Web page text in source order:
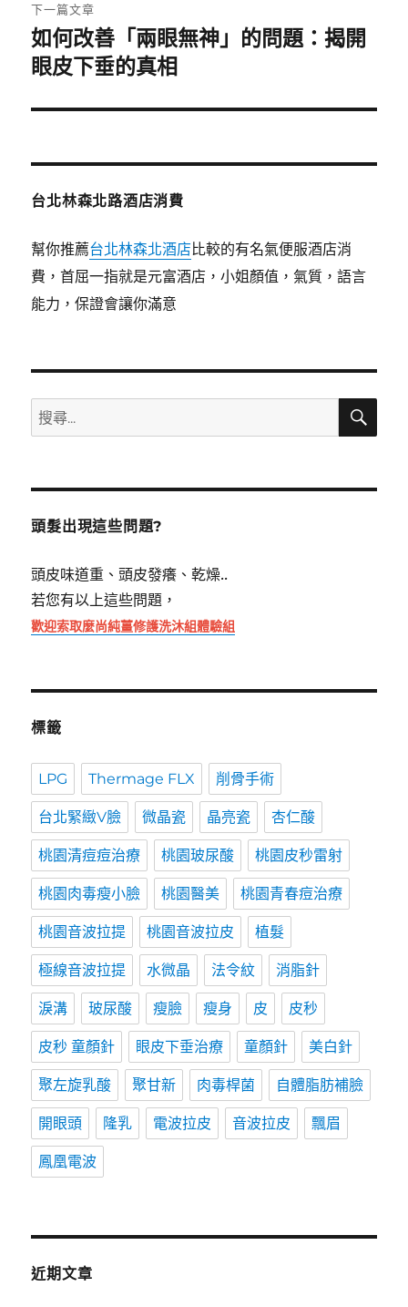
下一篇文章
下
一
文
如何改善「兩眼無神」的問題：揭開
眼皮下垂的真相
台北林森北路酒店消費
幫你推薦台北林森北酒店比較的有名氣便服酒店消
費，首屈一指就是元富酒店，小姐顏值，氣質，語言
能力，保證會讓你滿意
搜
尋
鍵
搜
頭髮出現這些問題?
頭皮味道重、頭皮發癢、乾燥..
若您有以上這些問題，
歡迎索取麼尚純薑修護洗沐組體驗組
標籤
LPG Thermage FLX 削骨手術
台北緊緻V臉 微晶瓷 晶亮瓷 杏仁酸
桃園清痘痘治療 桃園玻尿酸 桃園皮秒雷射
桃園肉毒瘦小臉 桃園醫美 桃園青春痘治療
桃園音波拉提 桃園音波拉皮 植髮
極線音波拉提 水微晶 法令紋 消脂針
淚溝 玻尿酸 瘦臉 瘦身 皮 皮秒
皮秒 童顏針 眼皮下垂治療 童顏針 美白針
聚左旋乳酸 聚甘新 肉毒桿菌 自體脂肪補臉
開眼頭 隆乳 電波拉皮 音波拉皮 飄眉
鳳凰電波
近期文章